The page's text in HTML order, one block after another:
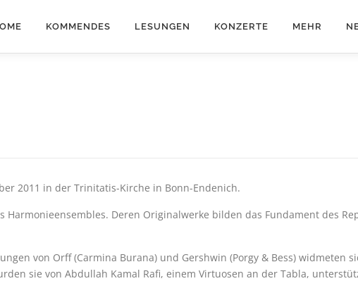
KOMMENDES LESUNGEN KONZERTE MEHR
2011 in der Trinitatis-Kirche in Bonn-Endenich.
Harmonieensembles. Deren Originalwerke bilden das Fundament des
von Orff (Carmina Burana) und Gershwin (Porgy & Bess) widmeten
sie von Abdullah Kamal Rafi, einem Virtuosen an der Tabla,